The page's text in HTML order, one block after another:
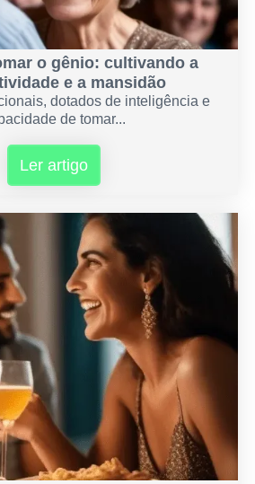
o gênio: cultivando a
e a mansidão
dotados de inteligência e
de tomar...
Ler artigo